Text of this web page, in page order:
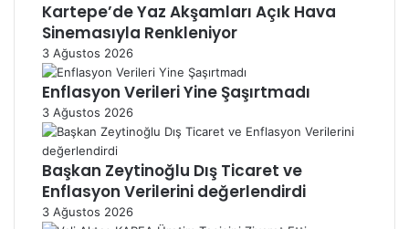
Kartepe’de Yaz Akşamları Açık Hava
Sinemasıyla Renkleniyor
3 Ağustos 2026
Enflasyon Verileri Yine Şaşırtmadı
3 Ağustos 2026
Başkan Zeytinoğlu Dış Ticaret ve
Enflasyon Verilerini değerlendirdi
3 Ağustos 2026